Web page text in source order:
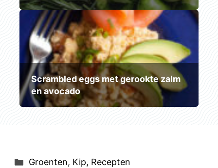
Scrambled eggs met gerookte zalm
en avocado
Categorieën
Groenten, Kip, Recepten